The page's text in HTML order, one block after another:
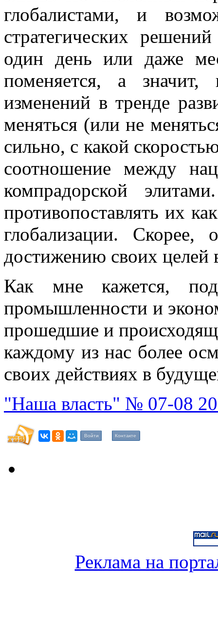
глобалистами, и
стратегических
один день или даже
поменяется, а
изменений в тренде
меняться (или не
сильно, с какой
соотношение между
компрадорской
противопоставлять их
глобализации.
достижению своих
Как мне кажется,
промышленности и
прошедшие и
каждому из нас более
своих действиях в
"Наша власть" № 07-08
Войти Контакте
Реклама на